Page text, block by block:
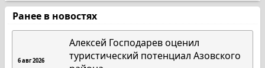
Ранее в новостях
6 авг 2026
Алексей Господарев оценил
туристический потенциал Азовского